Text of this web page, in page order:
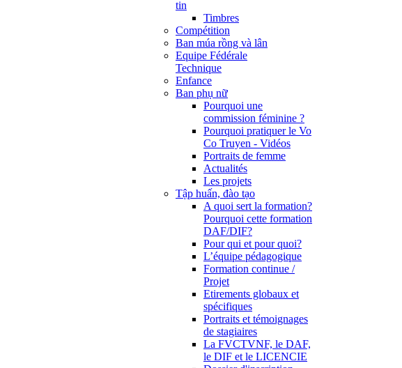
tin
Timbres
Compétition
Ban múa rồng và lân
Equipe Fédérale
Technique
Enfance
Ban phụ nữ
Pourquoi une
commission féminine ?
Pourquoi pratiquer le Vo
Co Truyen - Vidéos
Portraits de femme
Actualités
Les projets
Tập huấn, đào tạo
A quoi sert la formation?
Pourquoi cette formation
DAF/DIF?
Pour qui et pour quoi?
L’équipe pédagogique
Formation continue /
Projet
Etirements globaux et
spécifiques
Portraits et témoignages
de stagiaires
La FVCTVNF, le DAF,
le DIF et le LICENCIE